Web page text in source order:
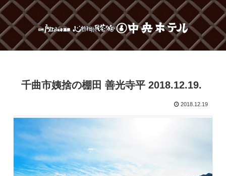
千曲市姨捨の棚田 善光寺平 2018.12.19.
2018.12.19